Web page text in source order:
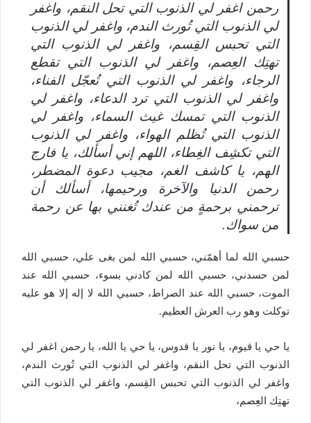
رحمن اغفر لي الذنوب التي تحل النقم، واغفر
لي الذنوب التي تُورث الندم، واغفر لي الذنوب
التي تحبس القِسم، واغفر لي الذنوب التي
تهتِك العِصم، واغفر لي الذنوب التي تقطع
الرجاء، واغفر لي الذنوب التي تُعجّل الفناء،
واغفر لي الذنوب التي ترد الدعاء، واغفر لي
الذنوب التي تمسك غيث السماء، واغفر لي
الذنوب التي تُظلم الهواء، واغفر لي الذنوب
التي تكشِف الغِطاء، اللهم إني أسألك، يا فارج
الهم، يا كاشف الغم، مجيب دعوة المضطر،
رحمن الدنيا والآخرة ورحيمها، أسألك أن
ترحمني برحمةٍ من عندك تُغنني بها عن رحمة
من سواك.
حسبي الله لما أهمّني، حسبي الله لمن بغى علي، حسبي الله
لمن حسدني، حسبي الله لمن كادني بسوء، حسبي الله عند
الموت، حسبي الله عند الصراط، حسبي الله لا إله إلا هو عليه
توكلت وهو رب العرش العظيم.
يا حي يا قيوم، يا نور يا قدوس، يا حي يا الله، يا رحمن اغفر لي
الذنوب التي تحل النقم، واغفر لي الذنوب التي تُورث الندم،
واغفر لي الذنوب التي تحبس القِسم، واغفر لي الذنوب التي
تهتِك العِصم،